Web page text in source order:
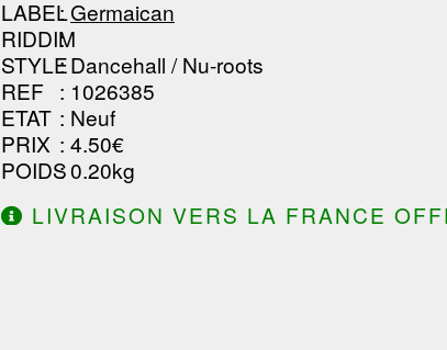
LABEL
:Germaican
RIDDIM
:
STYLE: Dancehall / Nu-roots
REF : 1026385
ETAT : Neuf
PRIX : 4.50€
POIDS: 0.20kg
LIVRAISON VERS LA FRANCE